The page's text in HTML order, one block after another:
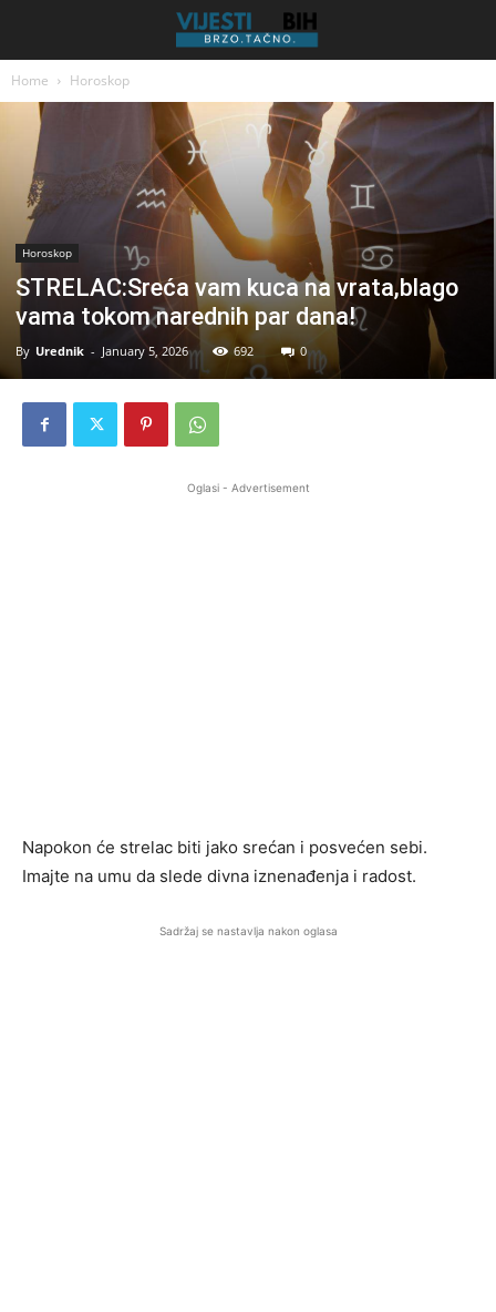
Home Horoskop
Horoskop
STRELAC:Sreća vam kuca na vrata,blago
vama tokom narednih par dana!
By Urednik - January 5, 2026 692 0
Oglasi - Advertisement
Napokon će strelac biti jako srećan i posvećen sebi.
Imajte na umu da slede divna iznenađenja i radost.
Sadržaj se nastavlja nakon oglasa